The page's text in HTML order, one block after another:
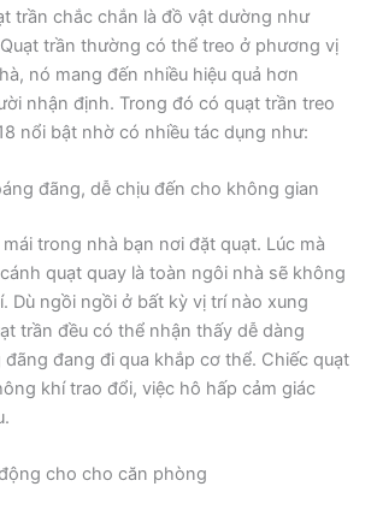
trần chắc chắn là đồ vật dường như
trần thường có thể treo ở phương vị
nó mang đến nhiều hiệu quả hơn
nhận định. Trong đó có quạt trần treo
nổi bật nhờ có nhiều tác dụng như:
đãng, dễ chịu đến cho không gian
trong nhà bạn nơi đặt quạt. Lúc mà
quạt quay là toàn ngôi nhà sẽ không
Dù ngồi ngồi ở bất kỳ vị trí nào xung
trần đều có thể nhận thấy dễ dàng
đang đi qua khắp cơ thể. Chiếc quạt
khí trao đổi, việc hô hấp cảm giác
cho cho căn phòng